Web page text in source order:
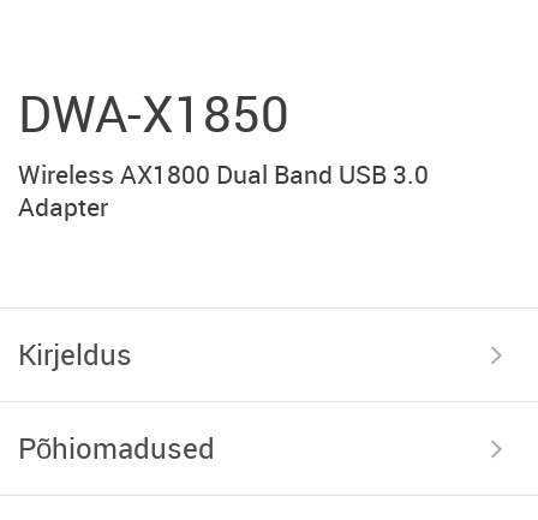
DWA-X1850
Wireless AX1800 Dual Band USB 3.0
Adapter
Kirjeldus
Põhiomadused